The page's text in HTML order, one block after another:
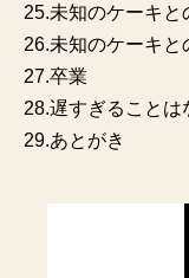
25.未知のケーキと
26.未知のケーキと
27.卒業
28.遅すぎることは
29.あとがき